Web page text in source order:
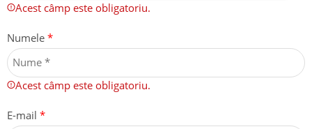
Acest câmp este obligatoriu.
Numele *
Acest câmp este obligatoriu.
E-mail *